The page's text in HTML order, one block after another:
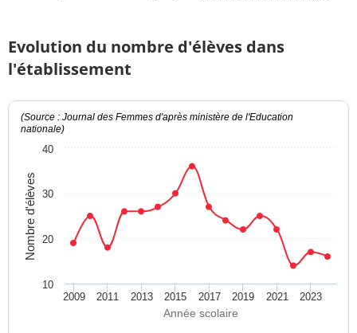
Evolution du nombre d'élèves dans
l'établissement
Année scolaire
Nombre d'élèves
(Source : Journal des Femmes d'après ministère de l'Education
nationale)
2009 2011 2013 2015 2017 2019 2021 2023
10
20
30
40